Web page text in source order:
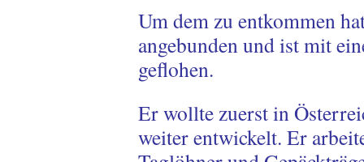
Um dem zu entkommen
angebunden und ist mit
geflohen.
Er wollte zuerst in
weiter entwickelt. Er